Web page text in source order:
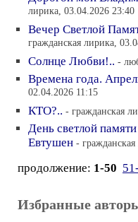
лирика, 03.04.2026 23:40
Вечер Светлой
гражданская лирика,
Солнце Любви!.. -
Времена года.
02.04.2026 11:15
КТО?.. - гражданская
День светлой
Евтушен -
продолжение: 1-50
Избранные